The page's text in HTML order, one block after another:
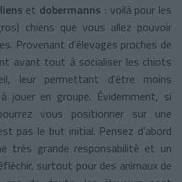
et dobermanns : voilà pour les
chiens que vous allez pouvoir
Provenant d’élevages proches de
avant tout à socialiser les chiots
leur permettant d'être moins
jouer en groupe. Évidemment, si
vous positionner sur une
pas le but initial. Pensez d’abord
très grande responsabilité et un
surtout pour des animaux de